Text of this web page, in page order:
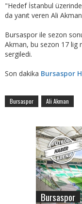
"Hedef İstanbul
da yanıt veren Ali
Bursaspor ile sezon
Akman, bu sezon 17 lig
sergiledi.
Son dakika Bursaspor
Bursaspor Ali Akman
Bursaspor